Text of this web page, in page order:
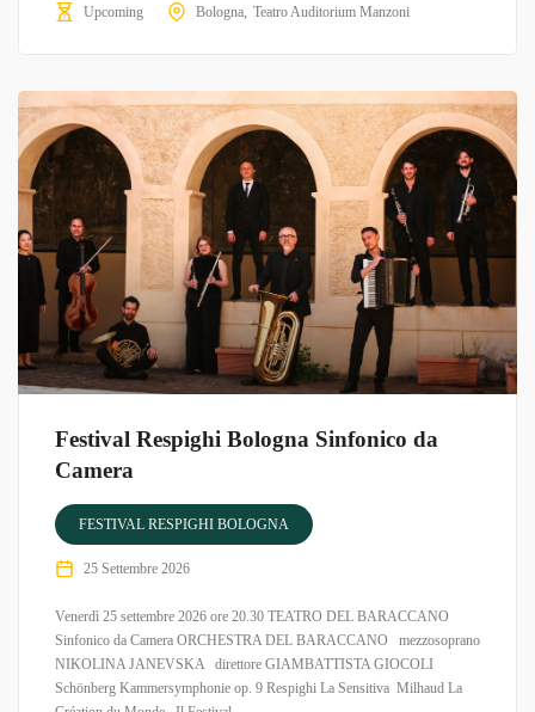
Upcoming Bologna Teatro Auditorium Manzoni
Festival Respighi Bologna Sinfonico da
Camera
FESTIVAL RESPIGHI BOLOGNA
25 Settembre 2026
Venerdì 25 settembre 2026 ore 20.30 TEATRO DEL BARACCANO
Sinfonico da Camera ORCHESTRA DEL BARACCANO mezzosoprano
NIKOLINA JANEVSKA direttore GIAMBATTISTA GIOCOLI
Schönberg Kammersymphonie op. 9 Respighi La Sensitiva ​ Milhaud La